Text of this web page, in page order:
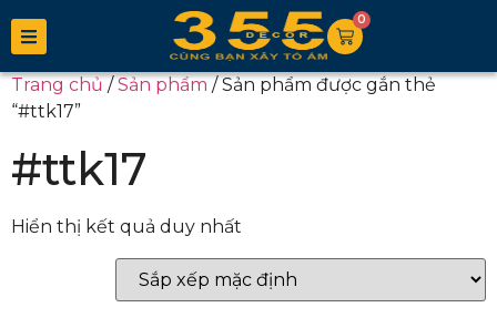
0
Trang chủ/Sản phẩm/ Sản phẩm được gắn thẻ
“#ttk17”
#ttk17
Hiển thị kết quả duy nhất